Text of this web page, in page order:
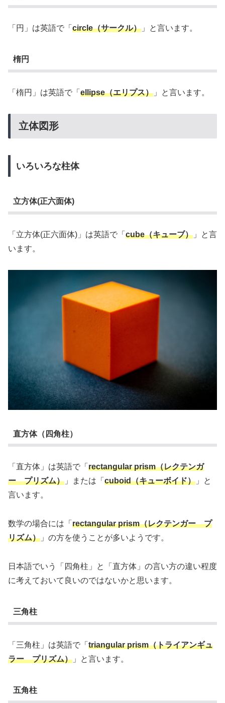
「円」は英語で「 circle（サークル） 」と言います。
楕円
「楕円」は英語で「 ellipse（エリプス） 」と言います。
立体図形
いろいろな柱体
立方体(正六面体)
「立方体(正六面体)」は英語で「 cube（キューブ） 」と言
います。
直方体（四角柱）
「直方体」は英語で「 rectangular prism（レクテンガ
ー プリズム） 」または「 cuboid（キューボイド） 」と
言います。
数学の場合には「 rectangular prism（レクテンガー プ
リズム） 」の方を使うことが多いようです。
日本語でいう「四角柱」と「直方体」の言い方の違い程度
に考えておいて良いのではないかと思います。
三角柱
「三角柱」は英語で「 triangular prism（トライアンギュ
ラー プリズム） 」と言います。
五角柱